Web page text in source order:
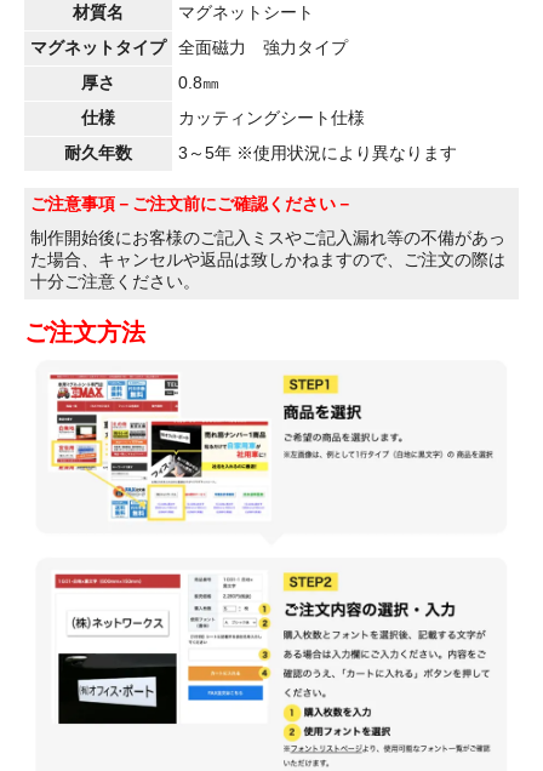
材質名
マグネットシート
マグネットタイプ
全面磁力 強力タイプ
厚さ
0.8㎜
仕様
カッティングシート仕様
耐久年数
3～5年 ※使用状況により異なります
ご注意事項 －ご注文前にご確認ください－
制作開始後にお客様のご記入ミスやご記入漏れ等の不備があっ
た場合、キャンセルや返品は致しかねますので、ご注文の際は
十分ご注意ください。
ご注文方法